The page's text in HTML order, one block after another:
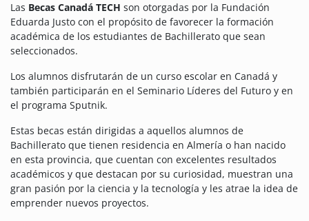
Las Becas Canadá TECH son otorgadas por la Fundación
Eduarda Justo con el propósito de favorecer la formación
académica de los estudiantes de Bachillerato que sean
seleccionados.
Los alumnos disfrutarán de un curso escolar en Canadá y
también participarán en el Seminario Líderes del Futuro y en
el programa Sputnik.
Estas becas están dirigidas a aquellos alumnos de
Bachillerato que tienen residencia en Almería o han nacido
en esta provincia, que cuentan con excelentes resultados
académicos y que destacan por su curiosidad, muestran una
gran pasión por la ciencia y la tecnología y les atrae la idea de
emprender nuevos proyectos.